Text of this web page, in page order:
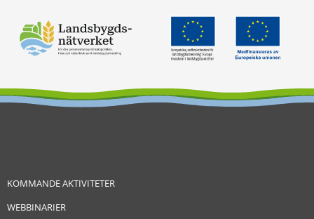
KOMMANDE AKTIVITETER
WEBBINARIER